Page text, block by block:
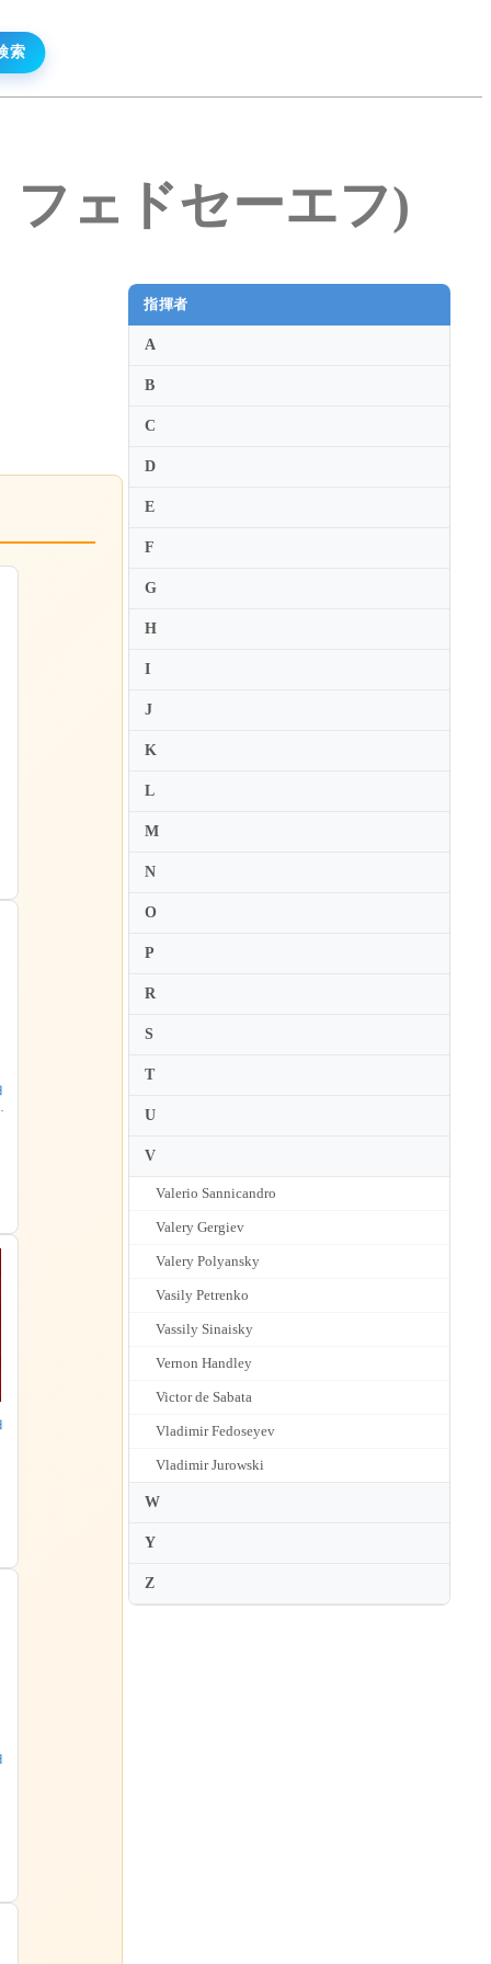
フェドセーエフ)
指揮者
A
B
C
D
E
F
G
H
I
J
K
L
M
N
O
P
R
S
T
U
V
Valerio Sannicandro
Valery Gergiev
Valery Polyansky
Vasily Petrenko
Vassily Sinaisky
Vernon Handley
Victor de Sabata
Vladimir Fedoseyev
Vladimir Jurowski
W
Y
Z